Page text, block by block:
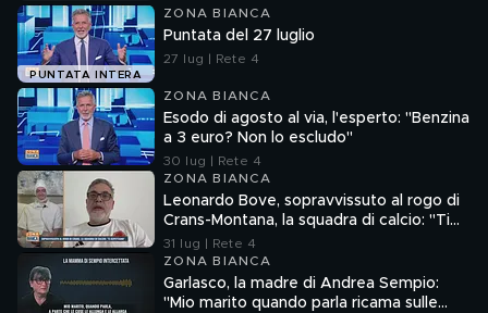
PUNTATA INTERA
ZONA BIANCA
Puntata del 27 luglio
27 lug | Rete 4
ZONA BIANCA
Esodo di agosto al via, l'esperto: "Benzina
a 3 euro? Non lo escludo"
30 lug | Rete 4
ZONA BIANCA
Leonardo Bove, sopravvissuto al rogo di
Crans-Montana, la squadra di calcio: "Ti
aspettiamo"
31 lug | Rete 4
ZONA BIANCA
Garlasco, la madre di Andrea Sempio:
"Mio marito quando parla ricama sulle